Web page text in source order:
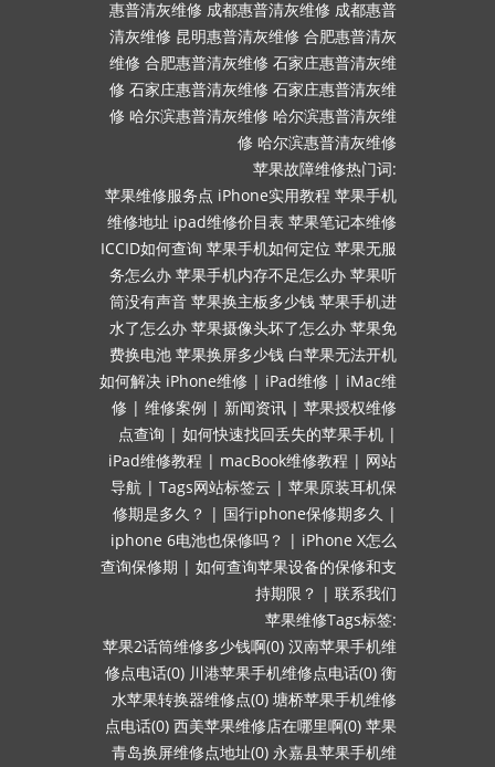
惠普清灰维修 成都惠普清灰维修 成都惠普
清灰维修 昆明惠普清灰维修 合肥惠普清灰
维修 合肥惠普清灰维修 石家庄惠普清灰维
修 石家庄惠普清灰维修 石家庄惠普清灰维
修 哈尔滨惠普清灰维修 哈尔滨惠普清灰维
修 哈尔滨惠普清灰维修
苹果故障维修热门词:
苹果维修服务点 iPhone实用教程 苹果手机
维修地址 ipad维修价目表 苹果笔记本维修
ICCID如何查询 苹果手机如何定位 苹果无服
务怎么办 苹果手机内存不足怎么办 苹果听
筒没有声音 苹果换主板多少钱 苹果手机进
水了怎么办 苹果摄像头坏了怎么办 苹果免
费换电池 苹果换屏多少钱 白苹果无法开机
如何解决 iPhone维修 | iPad维修 | iMac维
修 | 维修案例 | 新闻资讯 | 苹果授权维修
点查询 | 如何快速找回丢失的苹果手机 |
iPad维修教程 | macBook维修教程 | 网站
导航 | Tags网站标签云 | 苹果原装耳机保
修期是多久？ | 国行iphone保修期多久 |
iphone 6电池也保修吗？ | iPhone X怎么
查询保修期 | 如何查询苹果设备的保修和支
持期限？ | 联系我们
苹果维修Tags标签:
苹果2话筒维修多少钱啊(0) 汉南苹果手机维
修点电话(0) 川港苹果手机维修点电话(0) 衡
水苹果转换器维修点(0) 塘桥苹果手机维修
点电话(0) 西美苹果维修店在哪里啊(0) 苹果
青岛换屏维修点地址(0) 永嘉县苹果手机维